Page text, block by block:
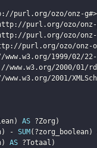
purl.org/ozo/onz-g#>
purl.org/ozo/onz-
purl.org/ozo/onz-
purl.org/ozo/onz-
1999/02/
www.w3.org/2000/01/
2001/
) AS ?Zorg )
) - SUM ( ?zorg_boolean)
) AS ?Totaal )